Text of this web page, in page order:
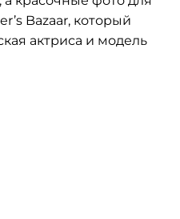
Bazaar, который
актриса и модель